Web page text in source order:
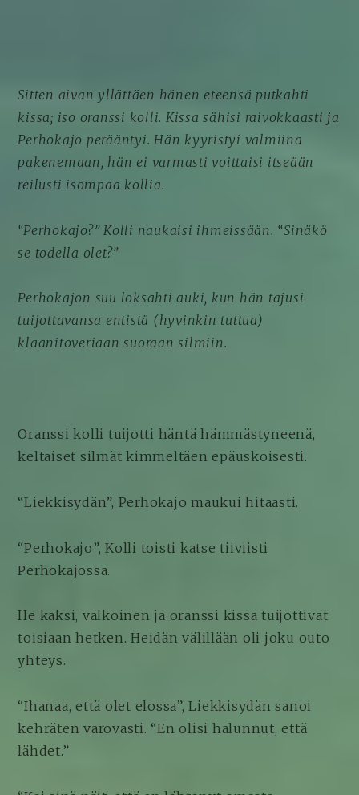
Sitten aivan yllättäen hänen eteensä putkahti
kissa; iso oranssi kolli. Kissa sähisi raivokkaasti ja
Perhokajo perääntyi. Hän kyyristyi valmiina
pakenemaan, hän ei varmasti voittaisi itseään
reilusti isompaa kollia.
“Perhokajo?” Kolli naukaisi ihmeissään. “Sinäkö
se todella olet?”
Perhokajon suu loksahti auki, kun hän tajusi
tuijottavansa entistä (hyvinkin tuttua)
klaanitoveriaan suoraan silmiin.
Oranssi kolli tuijotti häntä hämmästyneenä,
keltaiset silmät kimmeltäen epäuskoisesti.
“Liekkisydän”, Perhokajo maukui hitaasti.
“Perhokajo”, Kolli toisti katse tiiviisti
Perhokajossa.
He kaksi, valkoinen ja oranssi kissa tuijottivat
toisiaan hetken. Heidän välillään oli joku outo
yhteys.
“Ihanaa, että olet elossa”, Liekkisydän sanoi
kehräten varovasti. “En olisi halunnut, että
lähdet.”